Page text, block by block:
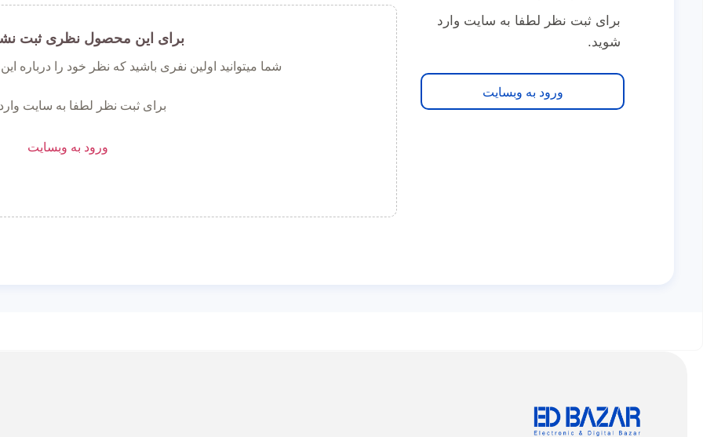
برای ثبت نظر لطفا به سایت وارد
شوید.
ورود به وبسایت
برای این محصول نظری ثبت
شما میتوانید اولین نفری باشید که نظر خود را درباره
برای ثبت نظر لطفا به سایت
ورود به وبسایت